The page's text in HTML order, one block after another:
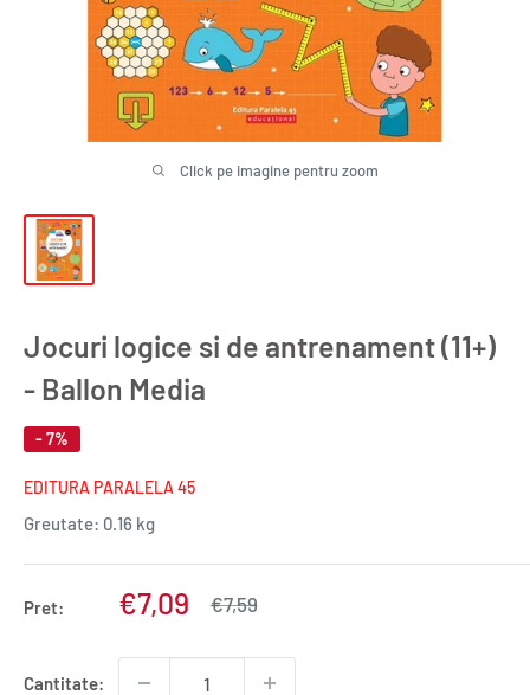
Click pe imagine pentru zoom
Jocuri logice si de antrenament (11+)
- Ballon Media
- 7%
EDITURA PARALELA 45
Greutate: 0.16 kg
Pret:
Pret
€7,09
Pret
€7,59
Cantitate: